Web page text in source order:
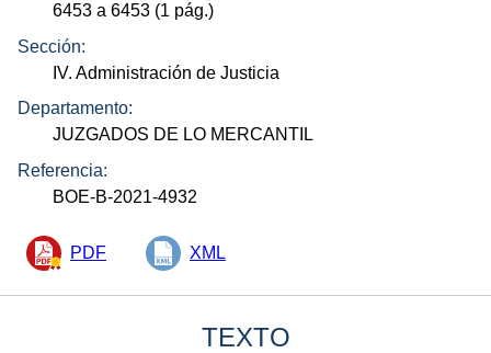
6453 a 6453 (1 pág.)
Sección:
IV. Administración de Justicia
Departamento:
JUZGADOS DE LO MERCANTIL
Referencia:
BOE-B-2021-4932
PDF XML
TEXTO